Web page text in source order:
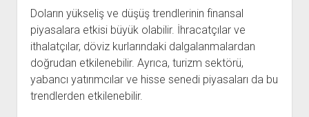
Doların yükseliş ve düşüş trendlerinin finansal
piyasalara etkisi büyük olabilir. İhracatçılar ve
ithalatçılar, döviz kurlarındaki dalgalanmalardan
doğrudan etkilenebilir. Ayrıca, turizm sektörü,
yabancı yatırımcılar ve hisse senedi piyasaları da bu
trendlerden etkilenebilir.